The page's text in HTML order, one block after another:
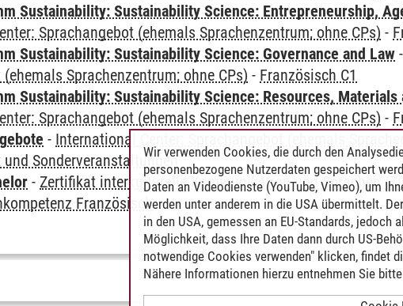
Sustainability: Sustainability Science: Entrepreneurship,
Sprachangebot (ehemals Sprachenzentrum; ohne CPs) -
Sustainability: Sustainability Science: Governance and Law -
Sprachenzentrum; ohne CPs) - Französisch C1
Sustainability: Sustainability Science: Resources, Materials
Sprachangebot (ehemals Sprachenzentrum; ohne CPs) -
- International Center: Sprachangebot (ehemals
und Sonderveranstaltungen
- Zertifikat interkulturelle Kommunikation und Sprachen
Französisch
Wir verwenden Cookies, die durch den
personenbezogene Nutzerdaten gespeichert
Daten an Videodienste (YouTube, Vimeo), um
werden unter anderem in die USA übermittelt.
in den USA, gemessen an EU-Standards,
Möglichkeit, dass Ihre Daten dann durch US-
notwendige Cookies verwenden" klicken, findet
Nähere Informationen hierzu entnehmen Sie